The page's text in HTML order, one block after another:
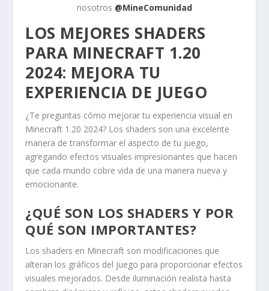
nosotros @MineComunidad
LOS MEJORES SHADERS
PARA MINECRAFT 1.20
2024: MEJORA TU
EXPERIENCIA DE JUEGO
¿Te preguntas cómo mejorar tu experiencia visual en
Minecraft 1.20 2024? Los shaders son una excelente
manera de transformar el aspecto de tu juego,
agregando efectos visuales impresionantes que hacen
que cada mundo cobre vida de una manera nueva y
emocionante.
¿QUÉ SON LOS SHADERS Y POR
QUÉ SON IMPORTANTES?
Los shaders en Minecraft son modificaciones que
alteran los gráficos del juego para proporcionar efectos
visuales mejorados. Desde iluminación realista hasta